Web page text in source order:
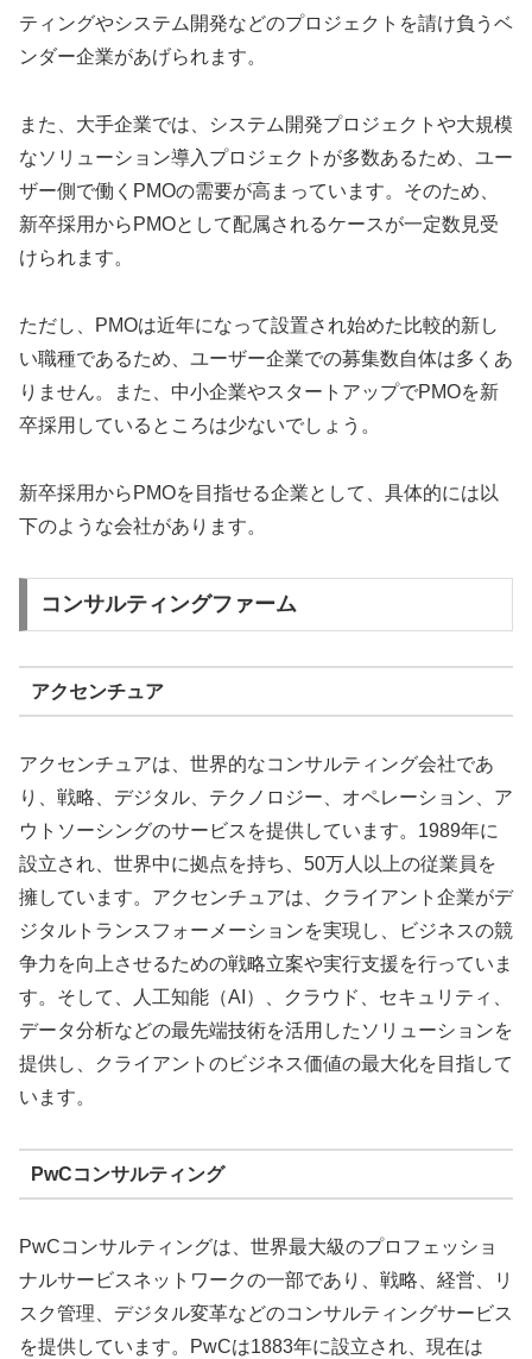
ティングやシステム開発などのプロジェクトを請け負うベ
ンダー企業があげられます。
また、大手企業では、システム開発プロジェクトや大規模
なソリューション導入プロジェクトが多数あるため、ユー
ザー側で働くPMOの需要が高まっています。そのため、
新卒採用からPMOとして配属されるケースが一定数見受
けられます。
ただし、PMOは近年になって設置され始めた比較的新し
い職種であるため、ユーザー企業での募集数自体は多くあ
りません。また、中小企業やスタートアップでPMOを新
卒採用しているところは少ないでしょう。
新卒採用からPMOを目指せる企業として、具体的には以
下のような会社があります。
コンサルティングファーム
アクセンチュア
アクセンチュアは、世界的なコンサルティング会社であ
り、戦略、デジタル、テクノロジー、オペレーション、ア
ウトソーシングのサービスを提供しています。1989年に
設立され、世界中に拠点を持ち、50万人以上の従業員を
擁しています。アクセンチュアは、クライアント企業がデ
ジタルトランスフォーメーションを実現し、ビジネスの競
争力を向上させるための戦略立案や実行支援を行っていま
す。そして、人工知能（AI）、クラウド、セキュリティ、
データ分析などの最先端技術を活用したソリューションを
提供し、クライアントのビジネス価値の最大化を目指して
います。
PwCコンサルティング
PwCコンサルティングは、世界最大級のプロフェッショ
ナルサービスネットワークの一部であり、戦略、経営、リ
スク管理、デジタル変革などのコンサルティングサービス
を提供しています。PwCは1883年に設立され、現在は